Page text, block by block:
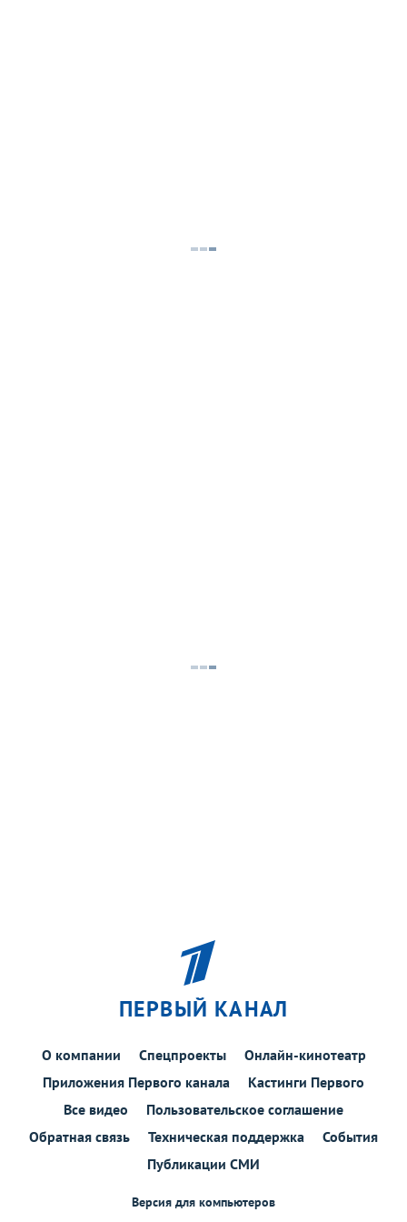
ПЕРВЫЙ КАНАЛ
О компании Спецпроекты
Онлайн-кинотеатр
Приложения Первого канала
Кастинги Первого
Все видео
Пользовательское соглашение
Обратная связь
Техническая поддержка
События
Публикации СМИ
Версия для компьютеров